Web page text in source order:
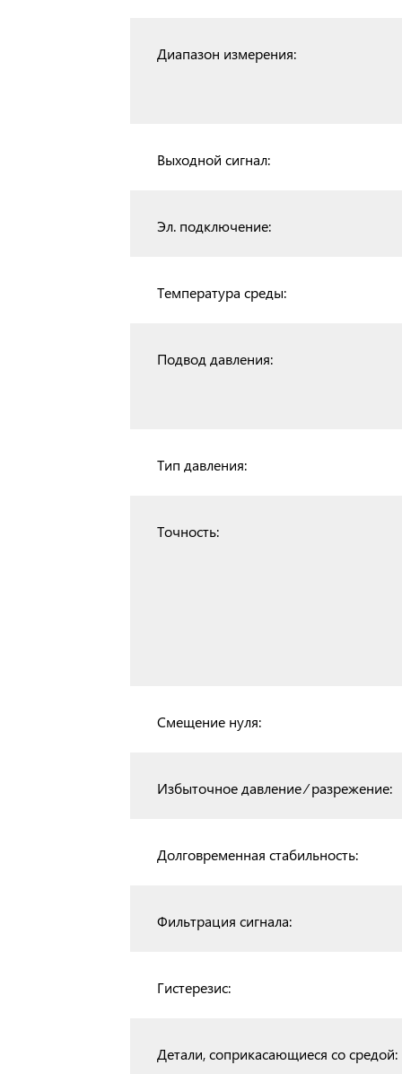
Диапазон измерения:
Выходной сигнал:
Эл. подключение:
Температура среды:
Подвод давления:
Тип давления:
Точность:
Смещение нуля:
Избыточное давление ⁄ разрежение:
Долговременная стабильность:
Фильтрация сигнала:
Гистерезис:
Детали, соприкасающиеся со средой: